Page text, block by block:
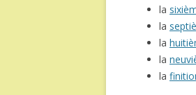
la
la
la
la
la